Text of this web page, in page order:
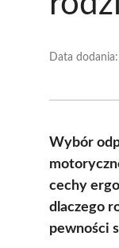
Data dodania:
Wybór
cechy
dlaczego
pewności